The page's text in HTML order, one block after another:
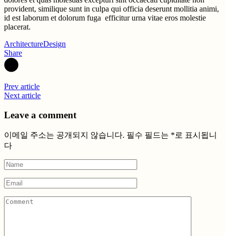
provident, similique sunt in culpa qui officia deserunt mollitia animi,
id est laborum et dolorum fuga efficitur urna vitae eros molestie
placerat.
ArchitectureDesign
Share
Prev article
Next article
Leave a comment
이메일 주소는 공개되지 않습니다. 필수 필드는 *로 표시됩니
다